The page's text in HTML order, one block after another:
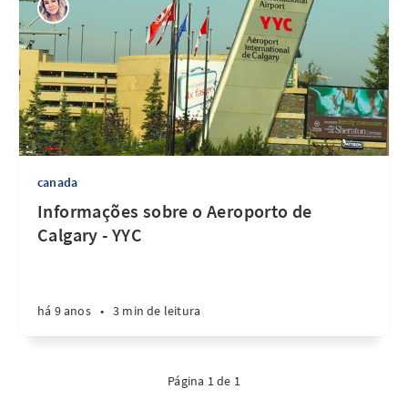
canada
Informações sobre o Aeroporto de
Calgary - YYC
há 9 anos • 3 min de leitura
Página 1 de 1